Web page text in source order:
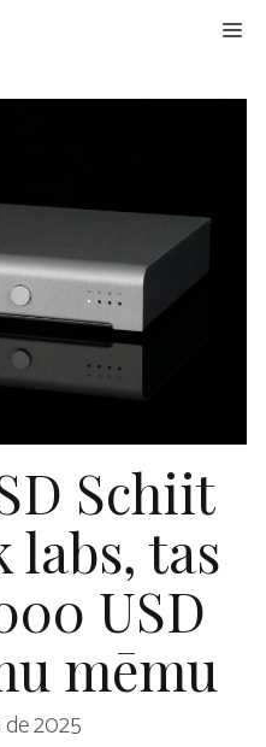
Schiit
labs, tas
USD
mēmu
de 2025